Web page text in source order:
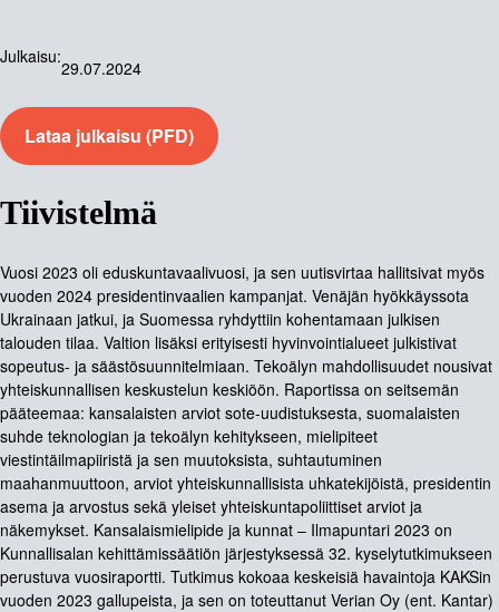
Julkaisu:
29.07.2024
Lataa julkaisu (PFD)
Tiivistelmä
Vuosi 2023 oli eduskuntavaalivuosi, ja sen uutisvirtaa hallitsivat myös
vuoden 2024 presidentinvaalien kampanjat. Venäjän hyökkäyssota
Ukrainaan jatkui, ja Suomessa ryhdyttiin kohentamaan julkisen
talouden tilaa. Valtion lisäksi erityisesti hyvinvointialueet julkistivat
sopeutus- ja säästösuunnitelmiaan. Tekoälyn mahdollisuudet nousivat
yhteiskunnallisen keskustelun keskiöön. Raportissa on seitsemän
pääteemaa: kansalaisten arviot sote-uudistuksesta, suomalaisten
suhde teknologian ja tekoälyn kehitykseen, mielipiteet
viestintäilmapiiristä ja sen muutoksista, suhtautuminen
maahanmuuttoon, arviot yhteiskunnallisista uhkatekijöistä, presidentin
asema ja arvostus sekä yleiset yhteiskuntapoliittiset arviot ja
näkemykset. Kansalaismielipide ja kunnat – Ilmapuntari 2023 on
Kunnallisalan kehittämissäätiön järjestyksessä 32. kyselytutkimukseen
perustuva vuosiraportti. Tutkimus kokoaa keskeisiä havaintoja KAKSin
vuoden 2023 gallupeista, ja sen on toteuttanut Verian Oy (ent. Kantar)